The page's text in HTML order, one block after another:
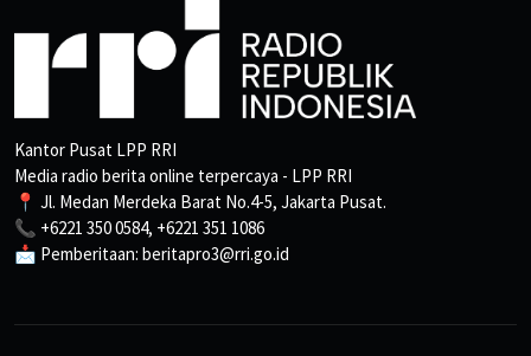
Kantor Pusat LPP RRI
Media radio berita online terpercaya - LPP RRI
📍 Jl. Medan Merdeka Barat No.4-5, Jakarta Pusat.
📞 +6221 350 0584, +6221 351 1086
📩 Pemberitaan: beritapro3@rri.go.id